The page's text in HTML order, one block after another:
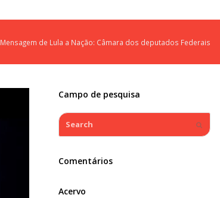
Mensagem de Lula a Nação: Câmara dos deputados Federais
Campo de pesquisa
Search
Comentários
Acervo